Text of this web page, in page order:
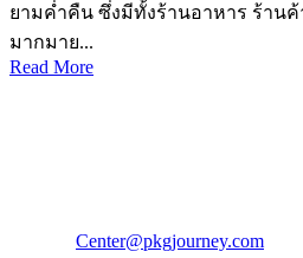
ยามค่ำคืน ซึ่งมีทั้งร้านอาหาร ร้าน
มากมาย...
Read More
Center@pkgjourney.com